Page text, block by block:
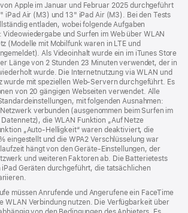
Apple im Januar und Februar 2025 durchgeführt
iPad Air (M3) und 13" iPad Air (M3). Bei den Tests
entladen, wobei folgende Aufgaben
und Surfen im Web über WLAN
(Modelle mit Mobilfunk waren in LTE und
Als Videoinhalt wurde ein im iTunes Store
Länge von 2 Stunden 23 Minuten verwendet, der in
wurde. Die Internetnutzung via WLAN und
wurde mit speziellen Web-Servern durchgeführt. Es
von 20 gängigen Webseiten verwendet. Alle
mit folgenden Ausnahmen:
verbunden (ausgenommen beim Surfen im
die WLAN Funktion „Auf Netze
„Auto-Helligkeit“ waren deaktiviert, die
eingestellt und die WPA2 Verschlüsselung war
hängt von den Geräte-Einstellungen, der
und weiteren Faktoren ab. Die Batterietests
iPad Geräten durchgeführt, die tatsächlichen
müssen Anrufende und Angerufene ein FaceTime
WLAN Verbindung nutzen. Die Verfügbarkeit über